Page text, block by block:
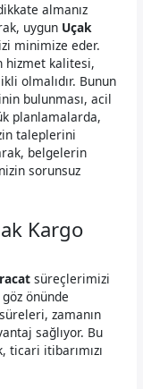
almanız
uygun Uçak
minimize eder.
hizmet kalitesi,
olmalıdır. Bunun
bulunması, acil
planlamalarda,
taleplerini
belgelerin
sorunsuz
Kargo
süreçlerimizi
önünde
zamanın
sağlıyor. Bu
itibarımızı